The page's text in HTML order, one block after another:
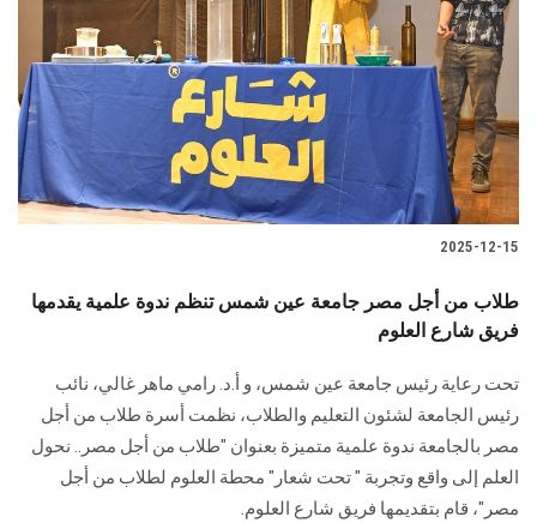
الطلاب
هيئة التدريس
الدراسات العليا
الخريجين
سجل الان
2025-12-15
طلاب من أجل مصر جامعة عين شمس تنظم ندوة علمية يقدمها
فريق شارع العلوم
تحت رعاية رئيس جامعة عين شمس، و أ.د. رامي ماهر غالي، نائب
رئيس الجامعة لشئون التعليم والطلاب، نظمت أسرة طلاب من أجل
مصر بالجامعة ندوة علمية متميزة بعنوان "طلاب من أجل مصر.. نحول
العلم إلى واقع وتجربة " تحت شعار" محطة العلوم لطلاب من أجل
مصر"، قام بتقديمها فريق شارع العلوم.